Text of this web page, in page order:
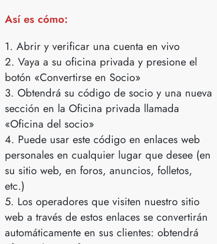
Así es cómo:
1. Abrir y verificar una cuenta en vivo
2. Vaya a su oficina privada y presione el
botón «Convertirse en Socio»
3. Obtendrá su código de socio y una nueva
sección en la Oficina privada llamada
«Oficina del socio»
4. Puede usar este código en enlaces web
personales en cualquier lugar que desee (en
su sitio web, en foros, anuncios, folletos,
etc.)
5. Los operadores que visiten nuestro sitio
web a través de estos enlaces se convertirán
automáticamente en sus clientes: obtendrá